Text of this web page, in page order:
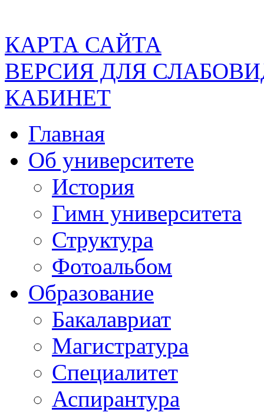
КАРТА САЙТА
ВЕРСИЯ ДЛЯ
КАБИНЕТ
Главная
Об университете
История
Гимн университета
Структура
Фотоальбом
Образование
Бакалавриат
Магистратура
Специалитет
Аспирантура